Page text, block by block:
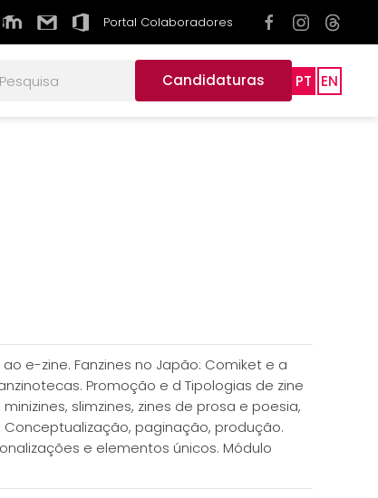
Portal Colaboradores
Candidaturas PT EN
e-zine. Fanzines no Japão: Comiket e a
Promoção e d Tipologias de zine
slimzines, zines de prosa e poesia,
paginação, produção.
e elementos únicos. Módulo